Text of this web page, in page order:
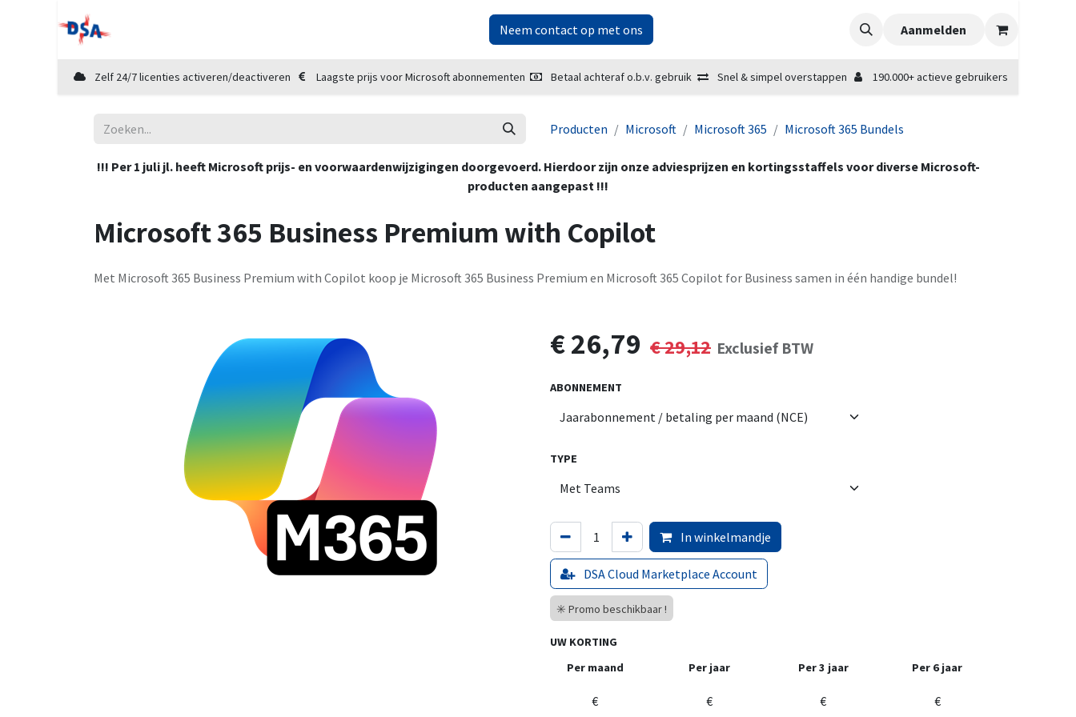
Neem contact op met ons Aanmelden
Zelf 24/7 licenties activeren/deactiveren Laagste prijs voor Microsoft abonnementen Betaal achteraf o.b.v. gebruik Snel & simpel overstappen 190.000+ actieve gebruikers
Producten Microsoft Microsoft 365 Microsoft 365 Bundels
!!! Per 1 juli jl. heeft Microsoft prijs- en voorwaardenwijzigingen doorgevoerd. Hierdoor zijn onze adviesprijzen en kortingsstaffels voor diverse Microsoft-
producten aangepast !!!
Microsoft 365 Business Premium with Copilot
Met Microsoft 365 Business Premium with Copilot koop je Microsoft 365 Business Premium en Microsoft 365 Copilot for Business samen in één handige bundel!
€26,79 €29,12 Exclusief BTW
ABONNEMENT
TYPE
In winkelmandje
DSA Cloud Marketplace Account
✳️ Promo beschikbaar !
UW KORTING
Per maand
€
Per jaar
€
Per 3 jaar
€
Per 6 jaar
€